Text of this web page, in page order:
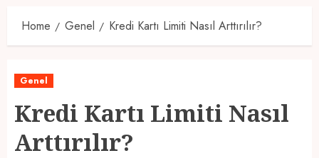
Home Genel Kredi Kartı Limiti Nasıl Arttırılır?
Genel
Kredi Kartı Limiti Nasıl
Arttırılır?